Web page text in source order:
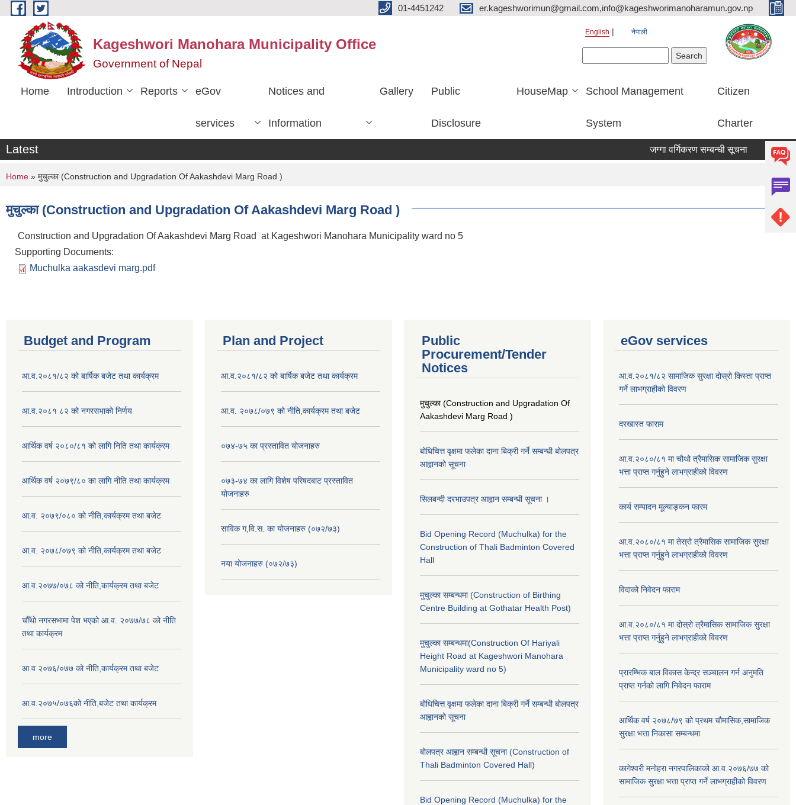
Skip to main content 01-4451242 er.kageshworimun@gmail.com,info@kageshworimanoharamun.gov.np
Kageshwori Manohara Municipality Office
Government of Nepal
English नेपाली
Home Introduction Reports eGov
services
Notices and
Information
Gallery Public
Disclosure
HouseMap School Management
System
Citizen
Charter
Latest जग्गा वर्गिकरण सम्बन्धी सूचना श्री सिद्दि गणेश
You are here
Home » मुचुल्का (Construction and Upgradation Of Aakashdevi Marg Road )
मुचुल्का (Construction and Upgradation Of Aakashdevi Marg Road )
Construction and Upgradation Of Aakashdevi Marg Road at Kageshwori Manohara Municipality ward no 5
Supporting Documents:
Muchulka aakasdevi marg.pdf
Budget and Program
आ.व.२०८१/८२ को बार्षिक बजेट तथा कार्यक्रम
आ.व.२०८१ ८२ को नगरसभाको निर्णय
आर्थिक वर्ष २०८०/८१ को लागि निति तथा कार्यक्रम
आर्थिक वर्ष २०७९/८० का लागि नीति तथा कार्यक्रम
आ.व. २०७९/०८० को नीति,कार्यक्रम तथा बजेट
आ.व. २०७८/०७९ को नीति,कार्यक्रम तथा बजेट
आ.व.२०७७/०७८ को नीति,कार्यक्रम तथा बजेट
चौँथो नगरसभामा पेश भएको आ.व. २०७७/७८ को नीति
तथा कार्यक्रम
आ.व २०७६/०७७ को नीति,कार्यक्रम तथा बजेट
आ.व.२०७५/०७६को नीति,बजेट तथा कार्यक्रम
more
Plan and Project
आ.व.२०८१/८२ को बार्षिक बजेट तथा कार्यक्रम
आ.व. २०७८/०७९ को नीति,कार्यक्रम तथा बजेट
०७४-७५ का प्रस्तावित योजनाहरु
०७३-७४ का लागि विशेष परिषदबाट प्रस्तावित
योजनाहरु
साविक ग,वि.स. का योजनाहरु (०७२/७३)
नया योजनाहरु (०७२/७३)
Public
Procurement/Tender
Notices
मुचुल्का (Construction and Upgradation Of
Aakashdevi Marg Road )
बोधिचित्त वृक्षमा फलेका दाना बिक्री गर्ने सम्बन्धी बोलपत्र
आह्वानको सूचना
सिलबन्दी दरभाउपत्र आह्वान सम्बन्धी सूचना ।
Bid Opening Record (Muchulka) for the
Construction of Thali Badminton Covered
Hall
मुचुल्का सम्बन्धमा (Construction of Birthing
Centre Building at Gothatar Health Post)
मुचुल्का सम्बन्धमा(Construction Of Hariyali
Height Road at Kageshwori Manohara
Municipality ward no 5)
बोधिचित्त वृक्षमा फलेका दाना बिक्री गर्ने सम्बन्धी बोलपत्र
आह्वानको सूचना
बोलपत्र आह्वान सम्बन्धी सूचना (Construction of
Thali Badminton Covered Hall)
Bid Opening Record (Muchulka) for the
eGov services
आ.व.२०८१/८२ सामाजिक सुरक्षा दोस्रो किस्ता प्राप्त
गर्ने लाभग्राहीको विवरण
दरखास्त फाराम
आ.व.२०८०/८१ मा चौथो त्रैमासिक सामाजिक सुरक्षा
भत्ता प्राप्त गर्नुहुने लाभग्राहीको विवरण
कार्य सम्पादन मूल्याङ्कन फारम
आ.व.२०८०/८१ मा तेस्रो त्रैमासिक सामाजिक सुरक्षा
भत्ता प्राप्त गर्नुहुने लाभग्राहीको विवरण
विदाको निवेदन फाराम
आ.व.२०८०/८१ मा दोस्रो त्रैमासिक सामाजिक सुरक्षा
भत्ता प्राप्त गर्नुहुने लाभग्राहीको विवरण
प्रारम्भिक बाल विकास केन्द्र सञ्चालन गर्न अनुमति
प्राप्त गर्नको लागि निवेदन फाराम
आर्थिक वर्ष २०७८/७९ को प्रथम चौमासिक,सामाजिक
सुरक्षा भत्ता निकासा सम्बन्धमा
कागेश्वरी मनोहरा नगरपालिकाको आ.व.२०७६/७७ को
सामाजिक सुरक्षा भत्ता प्राप्त गर्ने लाभग्राहीको विवरण